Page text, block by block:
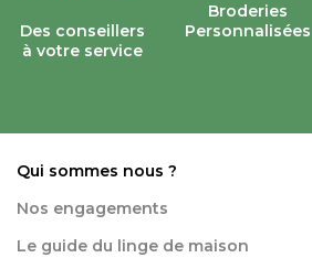
Des conseillers
à votre service
Broderies
Personnalisées
Qui sommes nous ?
Nos engagements
Le guide du linge de maison